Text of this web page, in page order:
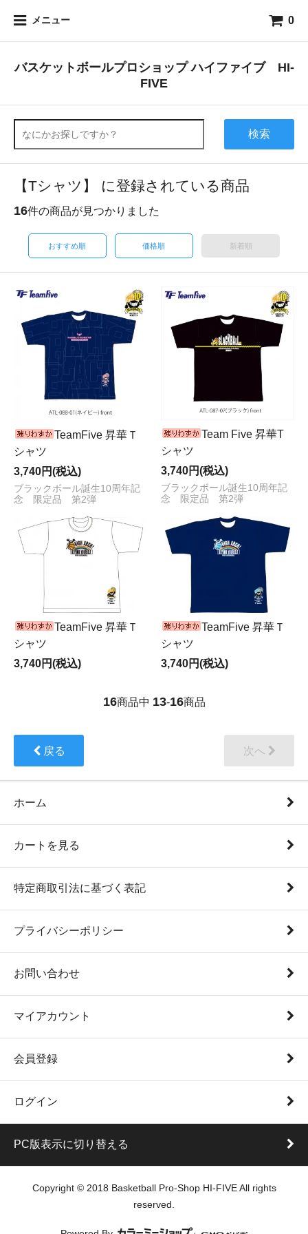
メニュー 0
バスケットボールプロショップ ハイファイブ HI-
FIVE
検索
【Tシャツ】 に登録されている商品
16件の商品が見つかりました
おすすめ順 価格順 新着順
TeamFive 昇華Ｔ
シャツ
3,740円(税込)
ブラックボール誕生10周年記
念 限定品 第2弾
Team Five 昇華T
シャツ
3,740円(税込)
ブラックボール誕生10周年記
念 限定品 第2弾
TeamFive 昇華Ｔ
シャツ
3,740円(税込)
TeamFive 昇華Ｔ
シャツ
3,740円(税込)
16商品中 13-16商品
戻る 次へ
ホーム
カートを見る
特定商取引法に基づく表記
プライバシーポリシー
お問い合わせ
マイアカウント
会員登録
ログイン
PC版表示に切り替える
Copyright © 2018 Basketball Pro-Shop HI-FIVE All rights
reserved.